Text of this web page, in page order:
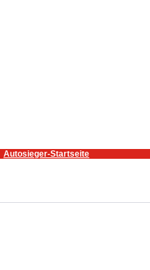
Autosieger-Startseite